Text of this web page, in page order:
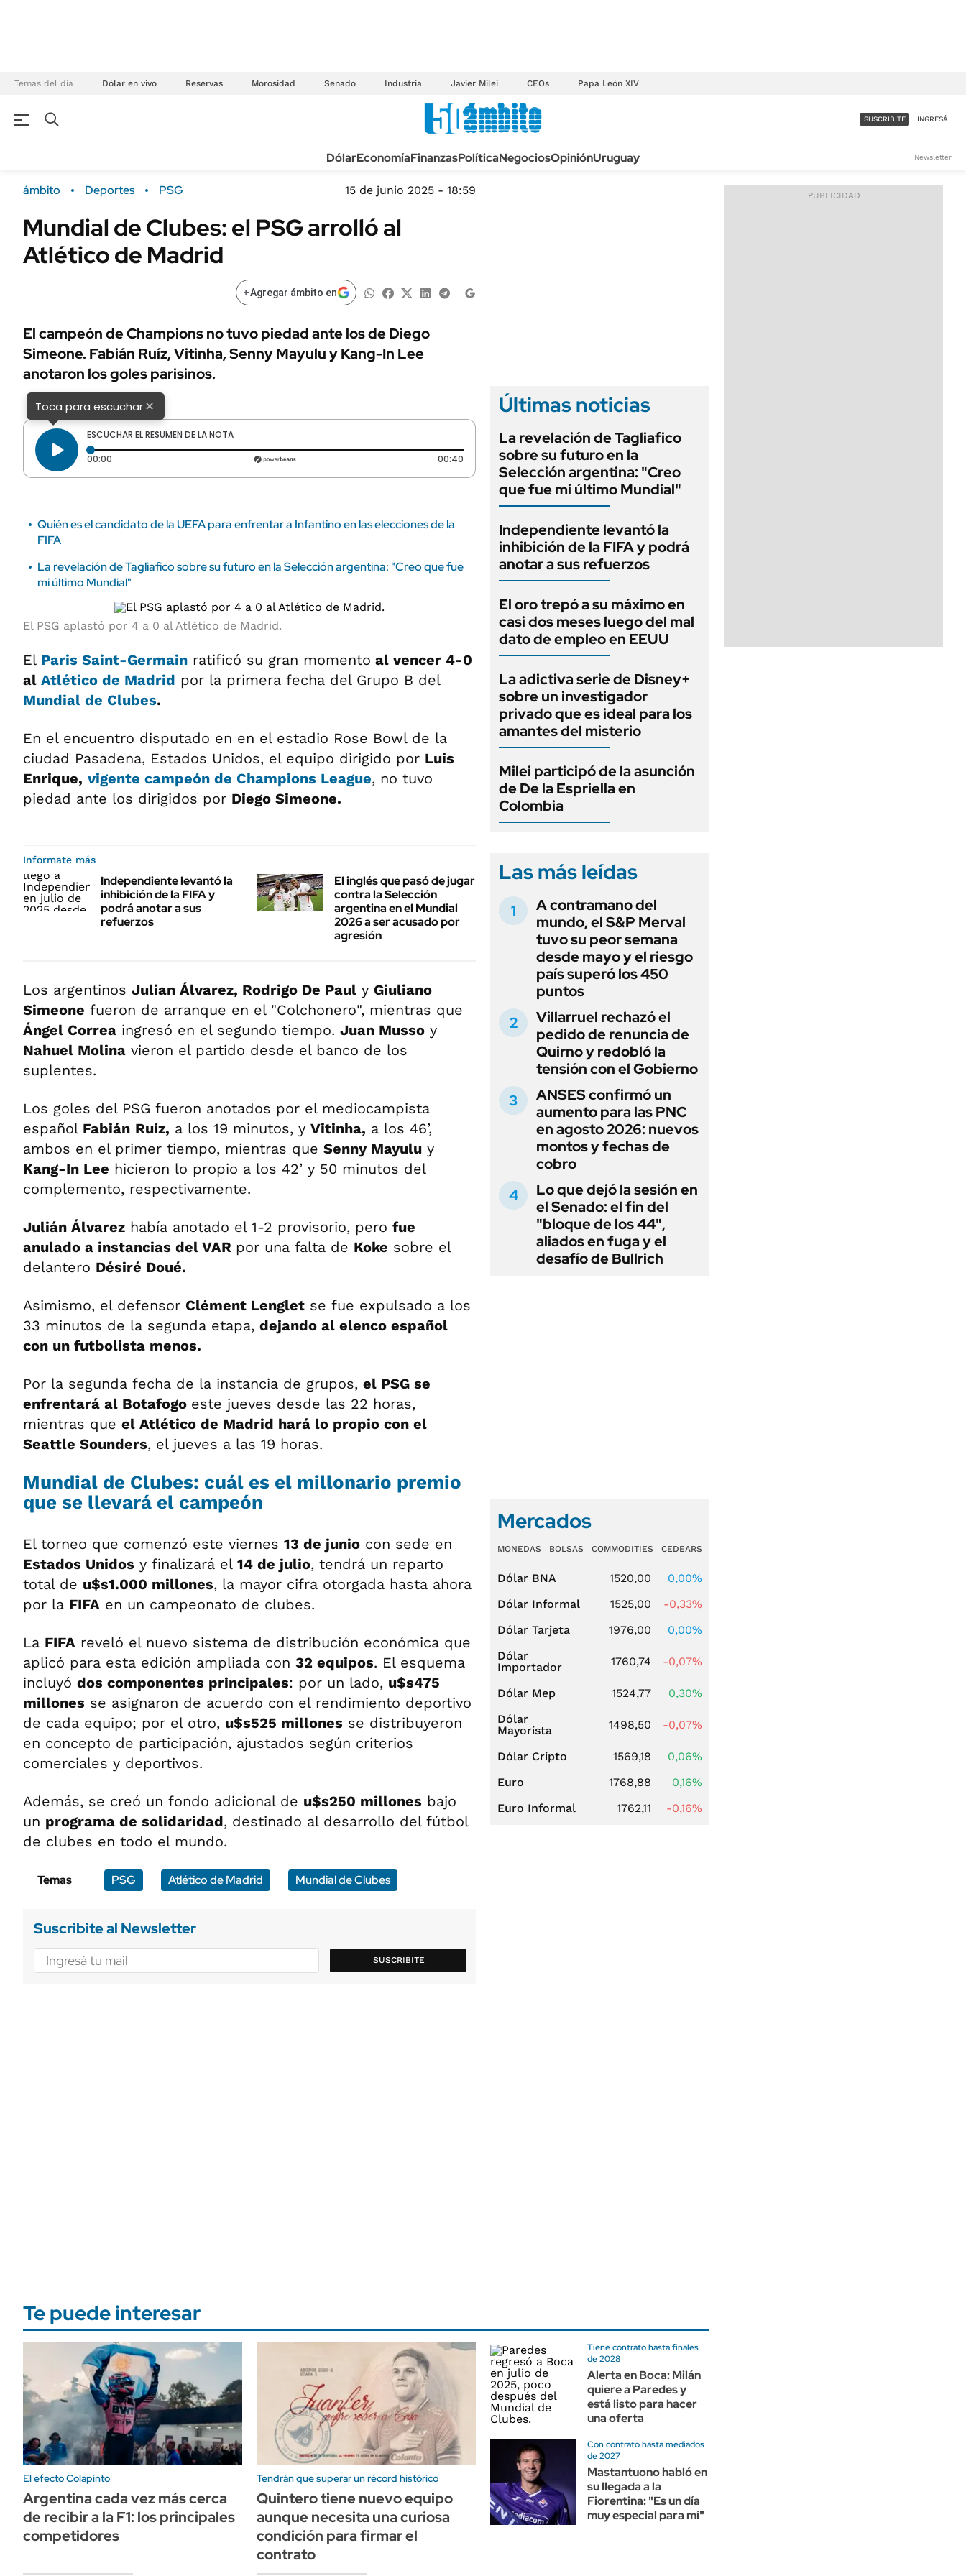
Temas del día Dólar en vivo Reservas Morosidad Senado Industria Javier Milei CEOs Papa León XIV
Campo
FINANZAS
ÁMBITO DEBATE
MEDIAKIT AMBITO DEBATE
Sustentabilidad
Seguros
POLÍTICA
URUGUAY
TECNOLOGÍA
MÉXICO
MUNDO
LIFESTYLE
AUTOS
ACCESO FULL - $1.800/MES
SUSCRIBITE INGRESÁ
DólarEconomíaFinanzasPolíticaNegociosOpiniónUruguay Newsletter
ámbito Deportes PSG 15 de junio 2025 - 18:59
Mundial de Clubes: el PSG arrolló al
Atlético de Madrid
+Agregar ámbito en
El campeón de Champions no tuvo piedad ante los de Diego
Simeone. Fabián Ruíz, Vitinha, Senny Mayulu y Kang-In Lee
anotaron los goles parisinos.
Toca para escuchar×
ESCUCHAR EL RESUMEN DE LA NOTA
00:00 Tiempo transcurrido: 0 segundos 00:40 Duración: 40 segundos
Quién es el candidato de la UEFA para enfrentar a Infantino en las elecciones de la
FIFA
La revelación de Tagliafico sobre su futuro en la Selección argentina: "Creo que fue
mi último Mundial"
El PSG aplastó por 4 a 0 al Atlético de Madrid.
El Paris Saint-Germain ratificó su gran momento al vencer 4-0
al Atlético de Madrid por la primera fecha del Grupo B del
Mundial de Clubes.
En el encuentro disputado en en el estadio Rose Bowl de la
ciudad Pasadena, Estados Unidos, el equipo dirigido por Luis
Enrique, vigente campeón de Champions League, no tuvo
piedad ante los dirigidos por Diego Simeone.
Informate más
Independiente levantó la
inhibición de la FIFA y
podrá anotar a sus
refuerzos
El inglés que pasó de jugar
contra la Selección
argentina en el Mundial
2026 a ser acusado por
agresión
Los argentinos Julian Álvarez, Rodrigo De Paul y Giuliano
Simeone fueron de arranque en el "Colchonero", mientras que
Ángel Correa ingresó en el segundo tiempo. Juan Musso y
Nahuel Molina vieron el partido desde el banco de los
suplentes.
Los goles del PSG fueron anotados por el mediocampista
español Fabián Ruíz, a los 19 minutos, y Vitinha, a los 46’,
ambos en el primer tiempo, mientras que Senny Mayulu y
Kang-In Lee hicieron lo propio a los 42’ y 50 minutos del
complemento, respectivamente.
Julián Álvarez había anotado el 1-2 provisorio, pero fue
anulado a instancias del VAR por una falta de Koke sobre el
delantero Désiré Doué.
Asimismo, el defensor Clément Lenglet se fue expulsado a los
33 minutos de la segunda etapa, dejando al elenco español
con un futbolista menos.
Por la segunda fecha de la instancia de grupos, el PSG se
enfrentará al Botafogo este jueves desde las 22 horas,
mientras que el Atlético de Madrid hará lo propio con el
Seattle Sounders, el jueves a las 19 horas.
Mundial de Clubes: cuál es el millonario premio
que se llevará el campeón
El torneo que comenzó este viernes 13 de junio con sede en
Estados Unidos y finalizará el 14 de julio, tendrá un reparto
total de u$s1.000 millones, la mayor cifra otorgada hasta ahora
por la FIFA en un campeonato de clubes.
La FIFA reveló el nuevo sistema de distribución económica que
aplicó para esta edición ampliada con 32 equipos. El esquema
incluyó dos componentes principales: por un lado, u$s475
millones se asignaron de acuerdo con el rendimiento deportivo
de cada equipo; por el otro, u$s525 millones se distribuyeron
en concepto de participación, ajustados según criterios
comerciales y deportivos.
Además, se creó un fondo adicional de u$s250 millones bajo
un programa de solidaridad, destinado al desarrollo del fútbol
de clubes en todo el mundo.
Temas PSG Atlético de Madrid Mundial de Clubes
Suscribite al Newsletter
SUSCRIBITE
Últimas noticias
La revelación de Tagliafico
sobre su futuro en la
Selección argentina: "Creo
que fue mi último Mundial"
Independiente levantó la
inhibición de la FIFA y podrá
anotar a sus refuerzos
El oro trepó a su máximo en
casi dos meses luego del mal
dato de empleo en EEUU
La adictiva serie de Disney+
sobre un investigador
privado que es ideal para los
amantes del misterio
Milei participó de la asunción
de De la Espriella en
Colombia
Las más leídas
A contramano del
mundo, el S&P Merval
tuvo su peor semana
desde mayo y el riesgo
país superó los 450
puntos
Villarruel rechazó el
pedido de renuncia de
Quirno y redobló la
tensión con el Gobierno
ANSES confirmó un
aumento para las PNC
en agosto 2026: nuevos
montos y fechas de
cobro
Lo que dejó la sesión en
el Senado: el fin del
"bloque de los 44",
aliados en fuga y el
desafío de Bullrich
Mercados
MONEDAS BOLSAS COMMODITIES CEDEARS
Dólar BNA 1520,00
0,00%
Dólar Informal
1525,00
-0,33%
Dólar Tarjeta
1976,00
0,00%
Dólar
Importador
1760,74 -0,07%
Dólar Mep 1524,77
0,30%
Dólar
Mayorista
1498,50 -0,07%
Dólar Cripto 1569,18
0,06%
Euro
1768,88
0,16%
Euro Informal
1762,11 -0,16%
Te puede interesar
El efecto Colapinto
Argentina cada vez más cerca
de recibir a la F1: los principales
competidores
Tendrán que superar un récord histórico
Quintero tiene nuevo equipo
aunque necesita una curiosa
condición para firmar el
contrato
Tiene contrato hasta finales
de 2028
Alerta en Boca: Milán
quiere a Paredes y
está listo para hacer
una oferta
Con contrato hasta mediados
de 2027
Mastantuono habló en
su llegada a la
Fiorentina: "Es un día
muy especial para mí"